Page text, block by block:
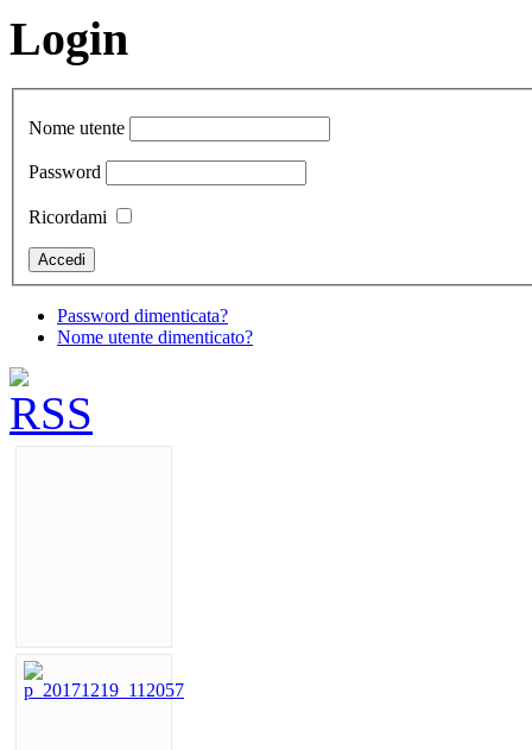
Login
Nome utente
Password
Ricordami
Password dimenticata?
Nome utente dimenticato?